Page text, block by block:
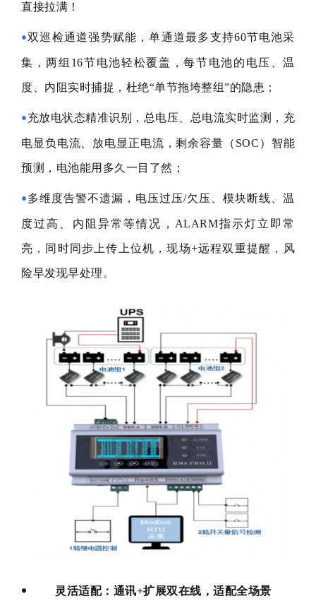
直接拉满！
•双巡检通道强势赋能，单通道最多支持60节电池采
集，两组16节电池轻松覆盖，每节电池的电压、温
度、内阻实时捕捉，杜绝“单节拖垮整组”的隐患；
•充放电状态精准识别，总电压、总电流实时监测，充
电显负电流、放电显正电流，剩余容量（SOC）智能
预测，电池能用多久一目了然；
•多维度告警不遗漏，电压过压/欠压、模块断线、温
度过高、内阻异常等情况，ALARM指示灯立即常
亮，同时同步上传上位机，现场+远程双重提醒，风
险早发现早处理。
灵活适配：通讯+扩展双在线，适配全场景